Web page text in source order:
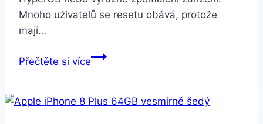
Mnoho uživatelů se resetu obává, protože
mají…
Přečtěte si víceJak
nastavení